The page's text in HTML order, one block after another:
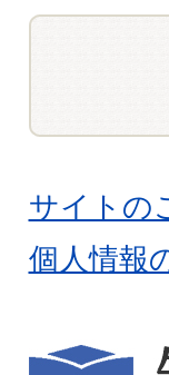
サイトの
個人情報